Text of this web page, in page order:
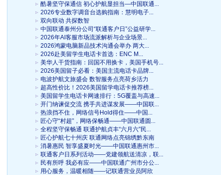
酷暑坚守保通信 初心护航显担当—中国联通...
2026专业数字调音台选购指南：慧明电子...
双向联动 共探数智
中国联通泰州分公司“联通客户日”公益研学...
2026年AI客服市场流派解析与企业场景...
2026鸿蒙电脑新品技术沟通会举办 两大...
2026赴美留学生电话卡首选：ENC M...
美华人干货指南：回国不用换卡，美国手机号...
2026美国留子必看：美国主流电话卡品牌...
电波护航文旅盛会 数智服务点亮荷乡活力
超高性价比！2026美国留学电话卡推荐榜...
美国留学生电话卡网速排行：5G覆盖与高速...
开门纳谏促交流 携手共进谋发展——中国联...
热浪挡不住，网络信号Hold得住——中国...
匠心守“村超”，网络保畅通——中国联通圆...
全程坚守保畅通 联通护航贞丰“六月六”民...
匠心护航七十州庆 联通网络点亮锦绣黔东南
消暑惠民 智享盛夏时光——中国联通惠州市...
联通客户日系列活动——党建领航送清凉，联...
民有所呼 我必有应——中国联通广州市分公...
用心服务，温暖相随——记联通营业员阿欣